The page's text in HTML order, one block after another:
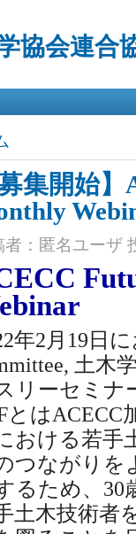
ン
コ
移
動
協会連合
募集開始
： 匿名ユーザ
年2月19日
土木
リーセミナ
とはACECC
おける若手
つながりを
るため、30
土木技術者